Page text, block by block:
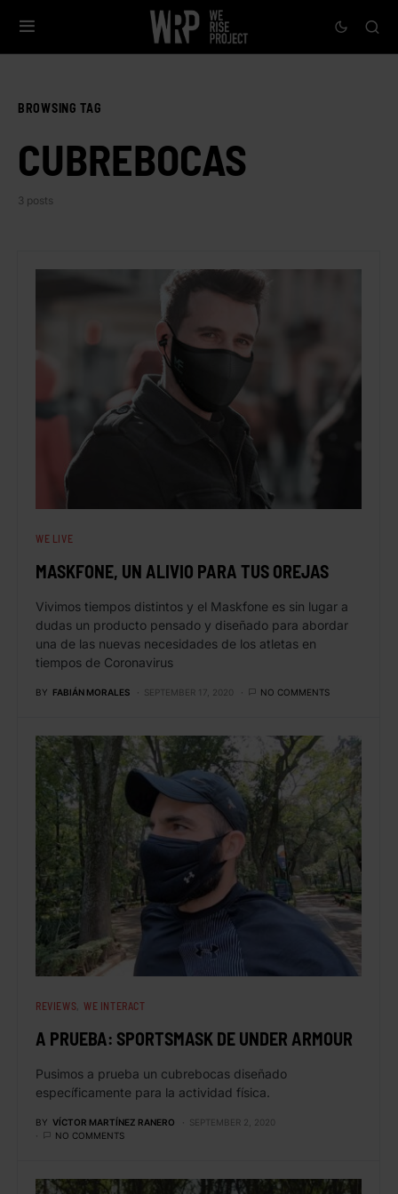
BROWSING TAG
CUBREBOCAS
3 posts
WE LIVE
MASKFONE, UN ALIVIO PARA TUS OREJAS
Vivimos tiempos distintos y el Maskfone es sin lugar a
dudas un producto pensado y diseñado para abordar
una de las nuevas necesidades de los atletas en
tiempos de Coronavirus
BY FABIÁN MORALES SEPTEMBER 17, 2020 NO COMMENTS
REVIEWS WE INTERACT
A PRUEBA: SPORTSMASK DE UNDER ARMOUR
Pusimos a prueba un cubrebocas diseñado
específicamente para la actividad física.
BY VÍCTOR MARTÍNEZ RANERO
SEPTEMBER 2, 2020
NO COMMENTS